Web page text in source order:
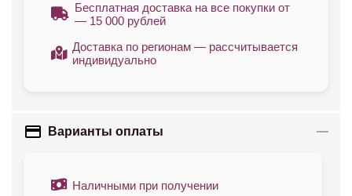
Бесплатная доставка на все покупки от
— 15 000 рублей
Доставка по регионам — рассчитывается
индивидуально
Варианты оплаты
Наличными при получении